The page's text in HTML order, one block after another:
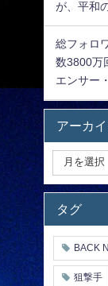
が、平和
総フォロ
数3800万
エンサー
アーカ
タグ
BACK
狙撃手